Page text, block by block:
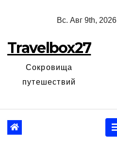
Вс. Авг 9th, 2026
Travelbox27
Сокровища
путешествий